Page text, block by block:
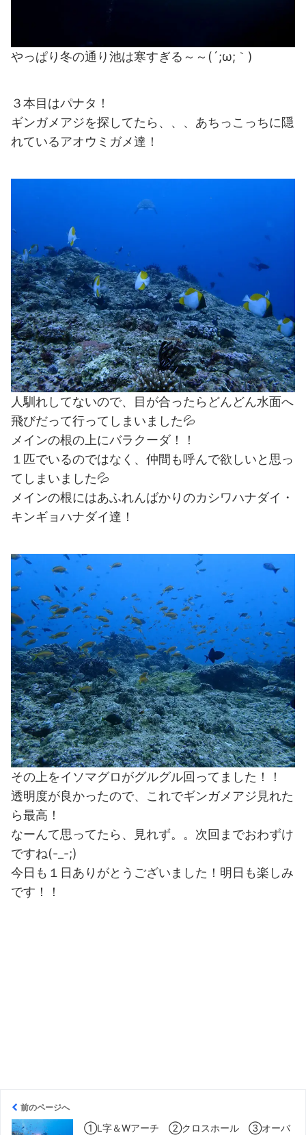
やっぱり冬の通り池は寒すぎる～～(´;ω;｀)
３本目はパナタ！
ギンガメアジを探してたら、、、あちっこっちに隠
れているアオウミガメ達！
人馴れしてないので、目が合ったらどんどん水面へ
飛びだって行ってしまいました💦
メインの根の上にバラクーダ！！
１匹でいるのではなく、仲間も呼んで欲しいと思っ
てしまいました💦
メインの根にはあふれんばかりのカシワハナダイ・
キンギョハナダイ達！
その上をイソマグロがグルグル回ってました！！
透明度が良かったので、これでギンガメアジ見れた
ら最高！
なーんて思ってたら、見れず。。次回までおわずけ
ですね(-_-;)
今日も１日ありがとうございました！明日も楽しみ
です！！
前のページへ
①L字＆Wアーチ ②クロスホール ③オーバ